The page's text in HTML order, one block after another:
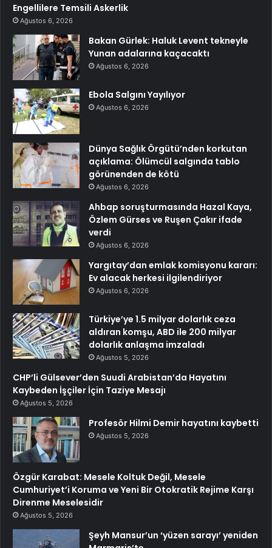
Engellilere Temsili Askerlik
Ağustos 6, 2026
Bakan Gürlek: Haluk Levent tekneyle
Yunan adalarına kaçacaktı
Ağustos 6, 2026
Ebola Salgını Yayılıyor
Ağustos 6, 2026
Dünya Sağlık Örgütü’nden korkutan
açıklama: Ölümcül salgında tablo
görünenden de kötü
Ağustos 6, 2026
Ahbap soruşturmasında Hazal Kaya,
Özlem Gürses ve Ruşen Çakır ifade
verdi
Ağustos 6, 2026
Yargıtay’dan emlak komisyonu kararı:
Ev alacak herkesi ilgilendiriyor
Ağustos 6, 2026
Türkiye’ye 1.5 milyar dolarlık ceza
aldıran komşu, ABD ile 200 milyar
dolarlık anlaşma imzaladı
Ağustos 5, 2026
CHP’li Gülsever’den Suudi Arabistan’da Hayatını
Kaybeden İşçiler İçin Taziye Mesajı
Ağustos 5, 2026
Profesör Hilmi Demir hayatını kaybetti
Ağustos 5, 2026
Özgür Karabat: Mesele Koltuk Değil, Mesele
Cumhuriyet’i Koruma ve Yeni Bir Otokratik Rejime Karşı
Direnme Meselesidir
Ağustos 5, 2026
Şeyh Mansur’un ‘yüzen sarayı’ yeniden